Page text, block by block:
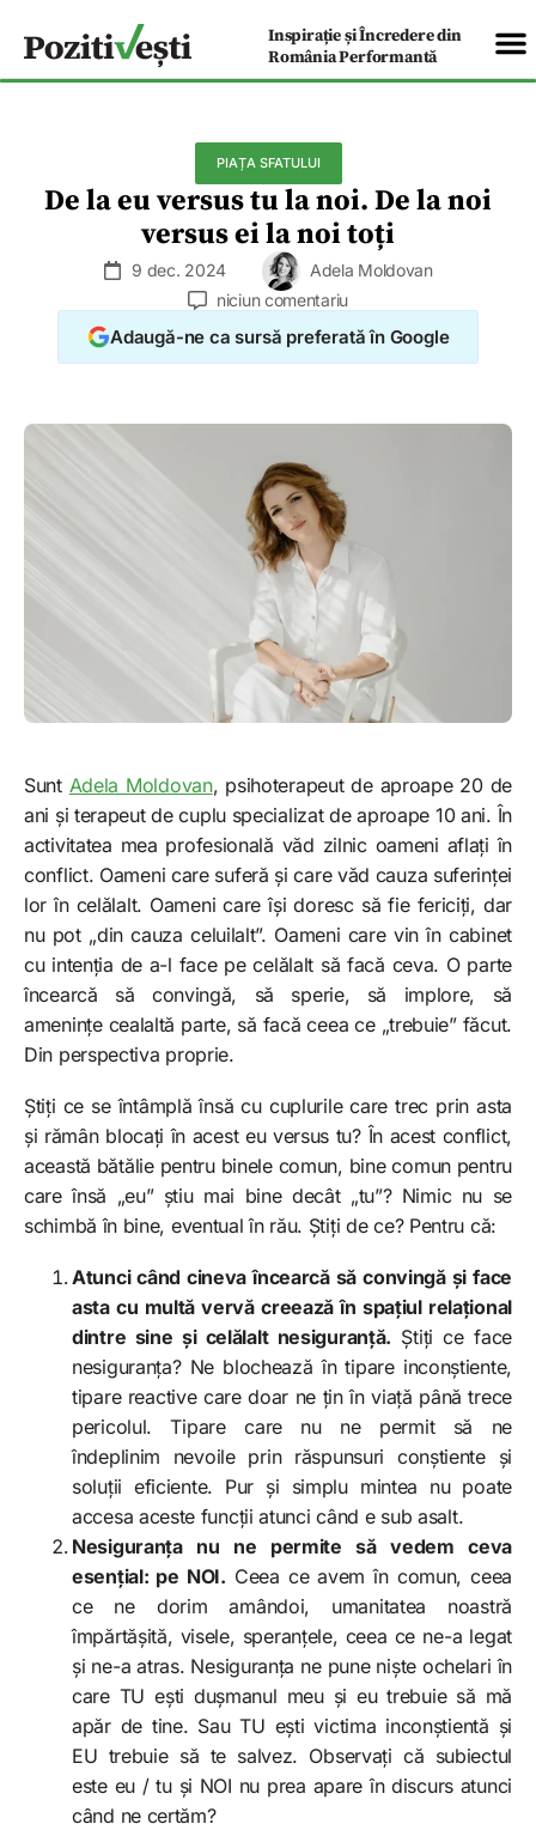
Inspirație și Încredere din
România Performantă
PIAȚA SFATULUI
De la eu versus tu la noi. De la noi
versus ei la noi toți
9 dec. 2024
Adela Moldovan
niciun comentariu
Adaugă-ne ca sursă preferată în Google
Sunt Adela Moldovan, psihoterapeut de aproape 20 de
ani și terapeut de cuplu specializat de aproape 10 ani. În
activitatea mea profesională văd zilnic oameni aflați în
conflict. Oameni care suferă și care văd cauza suferinței
lor în celălalt. Oameni care își doresc să fie fericiți, dar
nu pot „din cauza celuilalt”. Oameni care vin în cabinet
cu intenția de a-l face pe celălalt să facă ceva. O parte
încearcă să convingă, să sperie, să implore, să
amenințe cealaltă parte, să facă ceea ce „trebuie” făcut.
Din perspectiva proprie.
Știți ce se întâmplă însă cu cuplurile care trec prin asta
și rămân blocați în acest eu versus tu? În acest conflict,
această bătălie pentru binele comun, bine comun pentru
care însă „eu” știu mai bine decât „tu”? Nimic nu se
schimbă în bine, eventual în rău. Știți de ce? Pentru că:
Atunci când cineva încearcă să convingă și face
asta cu multă vervă creează în spațiul relațional
dintre sine și celălalt nesiguranță. Știți ce face
nesiguranța? Ne blochează în tipare inconștiente,
tipare reactive care doar ne țin în viață până trece
pericolul. Tipare care nu ne permit să ne
îndeplinim nevoile prin răspunsuri conștiente și
soluții eficiente. Pur și simplu mintea nu poate
accesa aceste funcții atunci când e sub asalt.
Nesiguranța nu ne permite să vedem ceva
esențial: pe NOI. Ceea ce avem în comun, ceea
ce ne dorim amândoi, umanitatea noastră
împărtășită, visele, speranțele, ceea ce ne-a legat
și ne-a atras. Nesiguranța ne pune niște ochelari în
care TU ești dușmanul meu și eu trebuie să mă
apăr de tine. Sau TU ești victima inconștientă și
EU trebuie să te salvez. Observați că subiectul
este eu / tu și NOI nu prea apare în discurs atunci
când ne certăm?